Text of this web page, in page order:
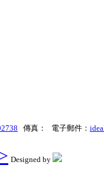
傳真： 電子郵件：
Designed by